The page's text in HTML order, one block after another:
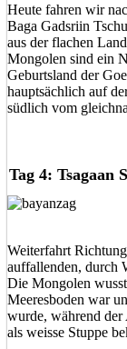
Heute fahren wir
Baga Gadsriin
aus der flachen
Mongolen sind ein
Geburtsland der
hauptsächlich auf
südlich vom
Tag 4: Tsagaan
Weiterfahrt
auffallenden, durch
Die Mongolen
Meeresboden war
wurde, während
als weisse Stuppe